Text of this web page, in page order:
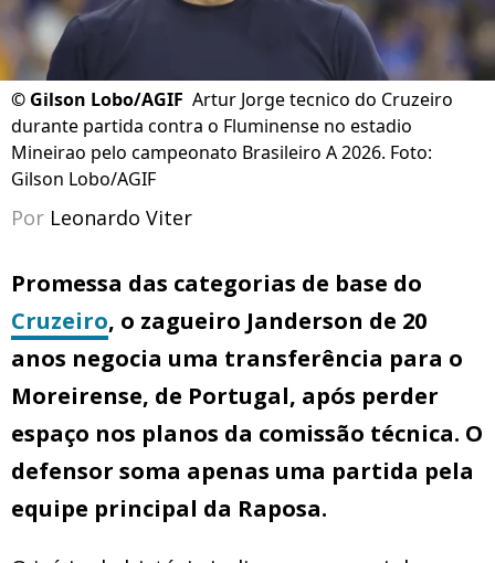
© Gilson Lobo/AGIF Artur Jorge tecnico do Cruzeiro
durante partida contra o Fluminense no estadio
Mineirao pelo campeonato Brasileiro A 2026. Foto:
Gilson Lobo/AGIF
Por Leonardo Viter
Promessa das categorias de base do
Cruzeiro, o zagueiro Janderson de 20
anos negocia uma transferência para o
Moreirense, de Portugal, após perder
espaço nos planos da comissão técnica. O
defensor soma apenas uma partida pela
equipe principal da Raposa.